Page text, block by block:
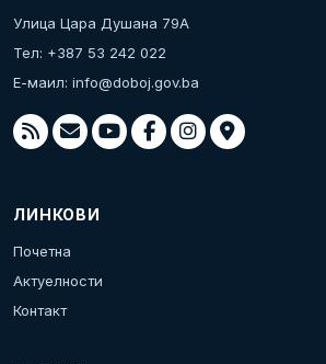
Улица Цара Душана 79А
Тел: +387 53 242 022
Е-маил: info@doboj.gov.ba
ЛИНКОВИ
Почетна
Актуелности
Контакт